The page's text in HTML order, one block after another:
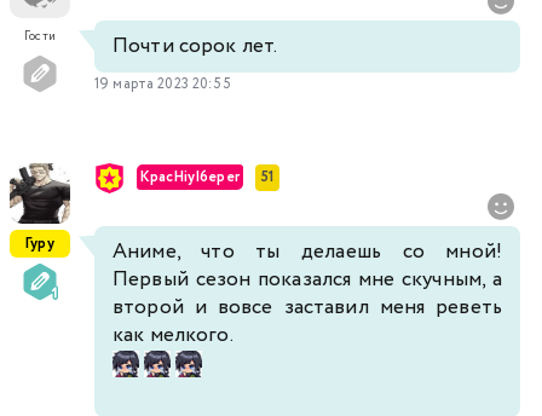
Гости Почти сорок лет.
19 марта 2023 20:55
Гуру
KpacHiyI6eper 51
Аниме, что ты делаешь со мной!
Первый сезон показался мне скучным, а
второй и вовсе заставил меня реветь
как мелкого.